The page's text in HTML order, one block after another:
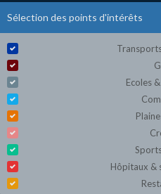
Sélection des points d'intérêts
Ecoles
Hôpitaux &